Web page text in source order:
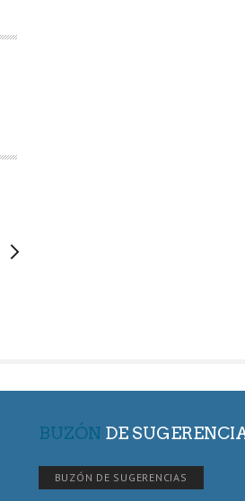
BUZÓN DE
BUZÓN DE SUGERENCIAS